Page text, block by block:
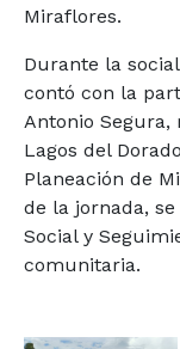
Miraflores.
Durante la
contó con la
Antonio
Lagos del
Planeación de
de la jornada,
Social y
comunitaria.